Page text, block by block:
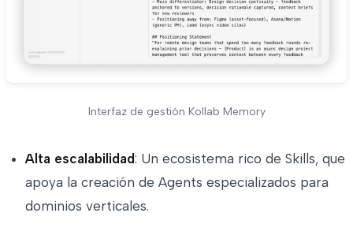
Interfaz de gestión Kollab Memory
Alta escalabilidad: Un ecosistema rico de Skills, que
apoya la creación de Agents especializados para
dominios verticales.